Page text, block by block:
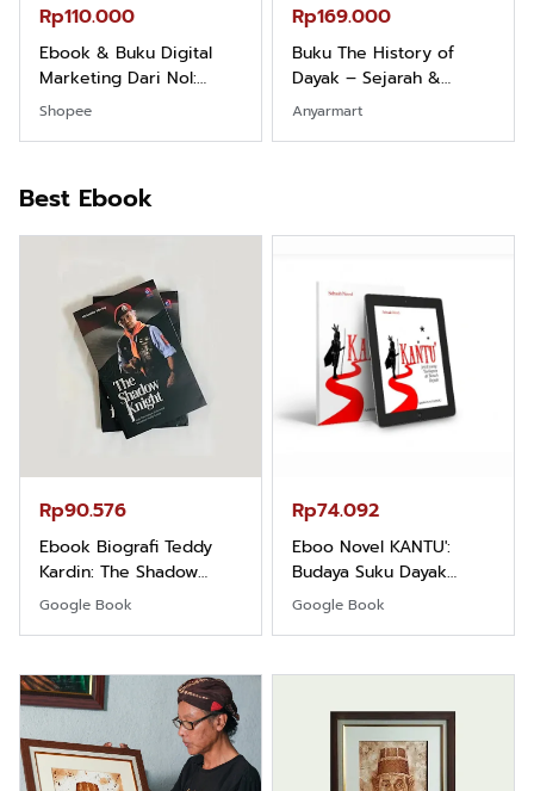
Rp110.000
Ebook & Buku Digital
Marketing Dari Nol:
Fondasi & Mindset untuk
Pemula
Shopee
Rp169.000
Buku The History of
Dayak – Sejarah &
Identitas Borneo Asli
Anyarmart
Best Ebook
Rp90.576
Ebook Biografi Teddy
Kardin: The Shadow
Khight |
Google Book
Rp74.092
Eboo Novel KANTU':
Budaya Suku Dayak
Borneo
Google Book